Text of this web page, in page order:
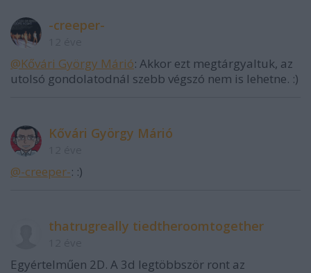
-creeper-
@Kővári György Márió: Akkor ezt megtárgyaltuk, az
utolsó gondolatodnál szebb végszó nem is lehetne. :)
Kővári György Márió
@-creeper-: :)
thatrugreally tiedtheroomtogether
Egyértelműen 2D. A 3d legtöbbször ront az